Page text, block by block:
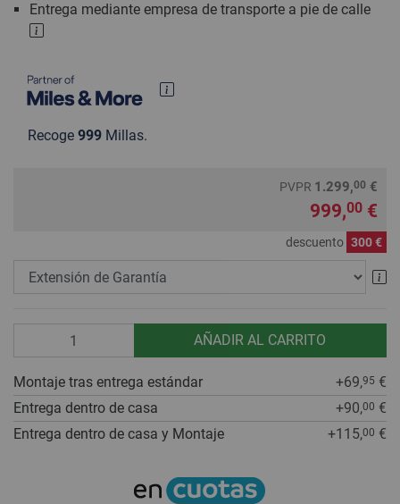
Entrega mediante empresa de transporte a pie de calle
Recoge 999 Millas.
PVPR 1.299,00 €
999,00 €
descuento 300 €
AÑADIR AL CARRITO
Montaje tras entrega estándar +69,95 €
Entrega dentro de casa
+90,00 €
Entrega dentro de casa y Montaje
+115,00 €